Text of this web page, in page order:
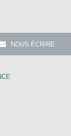
NOUS ÉCRIRE